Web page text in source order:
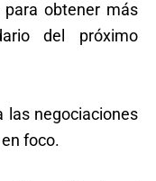
obtener más
del próximo
las negociaciones
foco.